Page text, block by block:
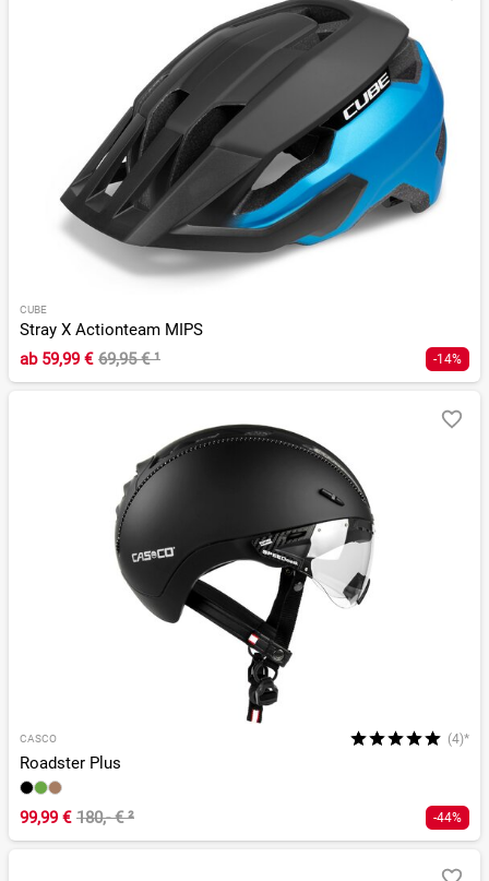
CUBE
Stray X Actionteam MIPS
ab59,99 € 69,95 €¹ -14%
CASCO (4)*
Roadster Plus
99,99 € 180,- €² -44%